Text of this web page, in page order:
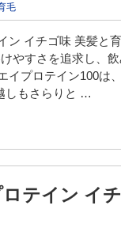
毛
ン イチゴ味 美髪と
やすさを追求し、
イプロテイン100は
しもさらりと …
テイン イ